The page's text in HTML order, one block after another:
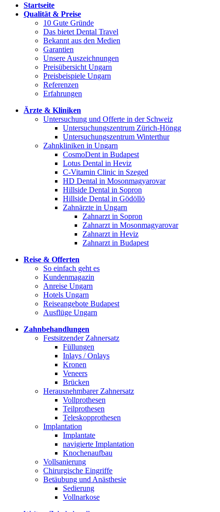
Startseite
Qualität & Preise
10 Gute Gründe
Das bietet Dental Travel
Bekannt aus den Medien
Garantien
Unsere Auszeichnungen
Preisübersicht Ungarn
Preisbeispiele Ungarn
Referenzen
Erfahrungen
Ärzte & Kliniken
Untersuchung und Offerte in der Schweiz
Untersuchungszentrum Zürich-Höngg
Untersuchungszentrum Winterthur
Zahnkliniken in Ungarn
CosmoDent in Budapest
Lotus Dental in Heviz
C-Vitamin Clinic in Szeged
HD Dental in Mosonmagyarovar
Hillside Dental in Sopron
Hillside Dental in Gödöllö
Zahnärzte in Ungarn
Zahnarzt in Sopron
Zahnarzt in Mosonmagyarovar
Zahnarzt in Heviz
Zahnarzt in Budapest
Reise & Offerten
So einfach geht es
Kundenmagazin
Anreise Ungarn
Hotels Ungarn
Reiseangebote Budapest
Ausflüge Ungarn
Zahnbehandlungen
Festsitzender Zahnersatz
Füllungen
Inlays / Onlays
Kronen
Veneers
Brücken
Herausnehmbarer Zahnersatz
Vollprothesen
Teilprothesen
Teleskopprothesen
Implantation
Implantate
navigierte Implantation
Knochenaufbau
Vollsanierung
Chirurgische Eingriffe
Betäubung und Anästhesie
Sedierung
Vollnarkose